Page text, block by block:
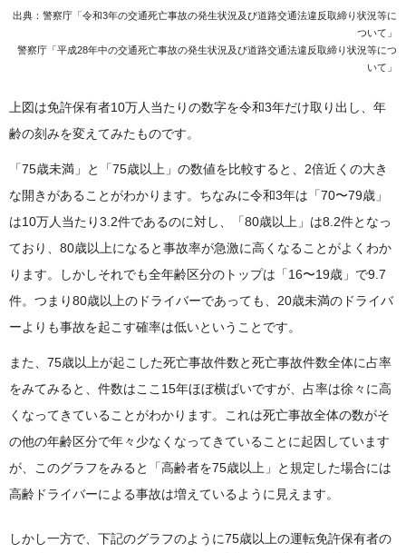
出典：警察庁「令和3年の交通死亡事故の発生状況及び道路交通法違反取締り状況等に
ついて」
警察庁「平成28年中の交通死亡事故の発生状況及び道路交通法違反取締り状況等につ
いて」
上図は免許保有者10万人当たりの数字を令和3年だけ取り出し、年
齢の刻みを変えてみたものです。
「75歳未満」と「75歳以上」の数値を比較すると、2倍近くの大き
な開きがあることがわかります。ちなみに令和3年は「70〜79歳」
は10万人当たり3.2件であるのに対し、「80歳以上」は8.2件となっ
ており、80歳以上になると事故率が急激に高くなることがよくわか
ります。しかしそれでも全年齢区分のトップは「16〜19歳」で9.7
件。つまり80歳以上のドライバーであっても、20歳未満のドライバ
ーよりも事故を起こす確率は低いということです。
また、75歳以上が起こした死亡事故件数と死亡事故件数全体に占率
をみてみると、件数はここ15年ほぼ横ばいですが、占率は徐々に高
くなってきていることがわかります。これは死亡事故全体の数がそ
の他の年齢区分で年々少なくなってきていることに起因しています
が、このグラフをみると「高齢者を75歳以上」と規定した場合には
高齢ドライバーによる事故は増えているように見えます。
しかし一方で、下記のグラフのように75歳以上の運転免許保有者の